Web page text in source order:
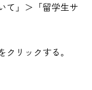
て」＞「留学生サ
クリックする。